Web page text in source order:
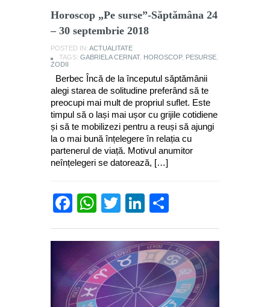
Horoscop „Pe surse”-Săptămâna 24
– 30 septembrie 2018
POSTED IN: ACTUALITATE
TAGS: GABRIELA CERNAT, HOROSCOP, PESURSE
ZODII
Berbec Încă de la începutul săptămânii
alegi starea de solitudine preferând să te
preocupi mai mult de propriul suflet. Este
timpul să o lași mai ușor cu grijile cotidiene
și să te mobilizezi pentru a reuși să ajungi
la o mai bună înțelegere în relația cu
partenerul de viață. Motivul anumitor
neînțelegeri se datorează, […]
Facebook
WhatsApp
TwitterLinkedIn